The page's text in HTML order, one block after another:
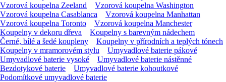
Vzorová koupelna Zeeland
Vzorová koupelna Washington
Vzorová koupelna Casablanca
Vzorová koupelna Manhattan
Vzorová koupelna Toronto
Vzorová koupelna Manchester
Koupelny v dekoru dřeva
Koupelny s barevným nádechem
Černé, bílé a šedé koupleny
Koupelny v přírodních a teplých tónech
Koupelny v mramorovém stylu
Umyvadlové baterie pákové
Umyvadlové baterie vysoké
Umyvadlové baterie nástěnné
Bezdotykové baterie
Umyvadlové baterie kohoutkové
Podomítkové umyvadlové baterie